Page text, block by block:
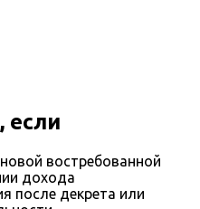
если
востребованной
дохода
после декрета или